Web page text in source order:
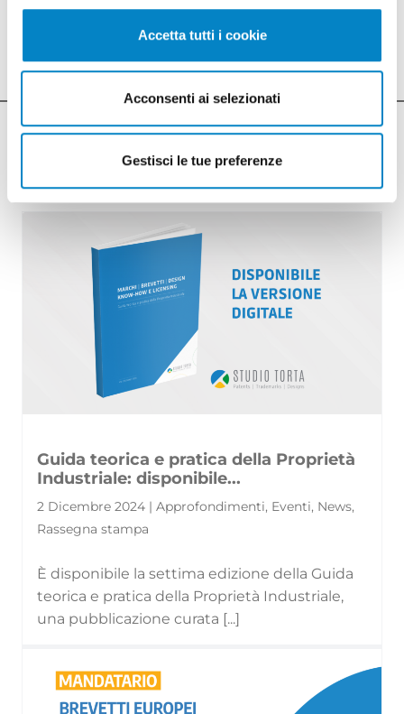
Accetta tutti i cookie
Acconsenti ai selezionati
Gestisci le tue preferenze
La notizia sul sito del Ministero dello
Sviluppo Economico.
ULTIME NOTIZIE
Guida teorica e pratica della Proprietà
Industriale: disponibile...
2 Dicembre 2024 | Approfondimenti, Eventi, News,
Rassegna stampa
È disponibile la settima edizione della Guida
teorica e pratica della Proprietà Industriale,
una pubblicazione curata [...]